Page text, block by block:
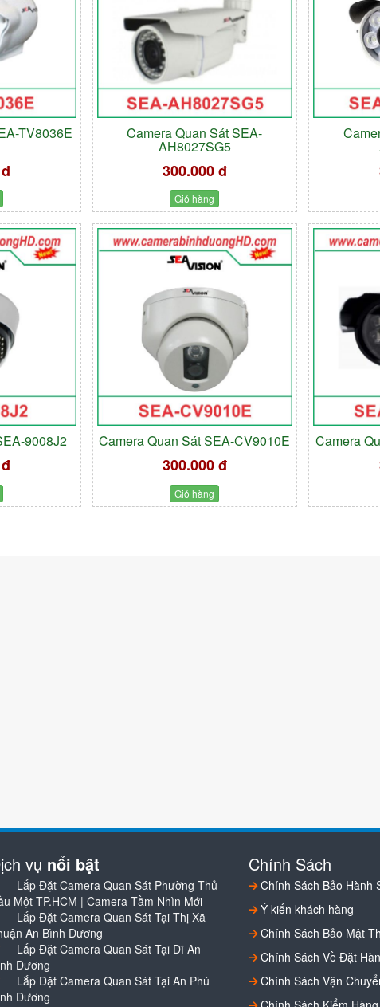
TV8036E Camera Quan Sát SEA-
AH8027SG5
300.000 đ
Giỏ hàng
9008J2 Camera Quan Sát SEA-CV9010E
300.000 đ
Giỏ hàng
Camera
vụ nổi bật
Lắp Đặt Camera Quan Sát Phường Thủ
Một TP.HCM | Camera Tầm Nhìn Mới
Lắp Đặt Camera Quan Sát Tại Thị Xã
An Bình Dương
Lắp Đặt Camera Quan Sát Tại Dĩ An
Dương
Lắp Đặt Camera Quan Sát Tại An Phú
Dương
Chính Sách
Chính Sách Bảo Hành
Ý kiến khách hàng
Chính Sách Bảo Mật
Chính Sách Về Đặt
Chính Sách Vận